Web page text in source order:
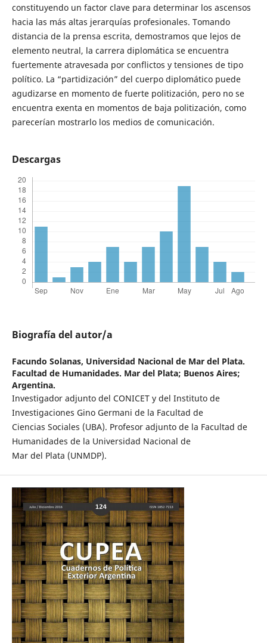
constituyendo un factor clave para determinar los ascensos
hacia las más altas jerarquías profesionales. Tomando
distancia de la prensa escrita, demostramos que lejos de
elemento neutral, la carrera diplomática se encuentra
fuertemente atravesada por conflictos y tensiones de tipo
político. La “partidización” del cuerpo diplomático puede
agudizarse en momento de fuerte politización, pero no se
encuentra exenta en momentos de baja politización, como
parecerían mostrarlo los medios de comunicación.
Descargas
Biografía del autor/a
Facundo Solanas, Universidad Nacional de Mar del Plata.
Facultad de Humanidades. Mar del Plata; Buenos Aires;
Argentina.
Investigador adjunto del CONICET y del Instituto de
Investigaciones Gino Germani de la Facultad de
Ciencias Sociales (UBA). Profesor adjunto de la Facultad de
Humanidades de la Universidad Nacional de
Mar del Plata (UNMDP).